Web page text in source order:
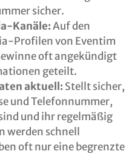
sicher.
Kanäle:Auf den
Profilen von Eventim
oft angekündigt
geteilt.
aktuell:Stellt sicher,
und Telefonnummer,
und ihr regelmäßig
werden schnell
oft nur eine begrenzte